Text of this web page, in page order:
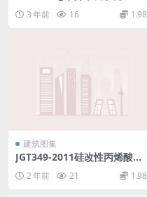
3 年前 16 1.98
建筑图集
JGT349-2011硅改性丙烯酸渗
2 年前 21 1.98